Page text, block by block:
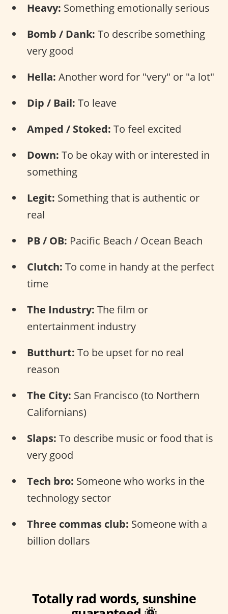
Heavy: Something emotionally serious
Bomb / Dank: To describe something
very good
Hella: Another word for "very" or "a lot"
Dip / Bail: To leave
Amped / Stoked: To feel excited
Down: To be okay with or interested in
something
Legit: Something that is authentic or
real
PB / OB: Pacific Beach / Ocean Beach
Clutch: To come in handy at the perfect
time
The Industry: The film or
entertainment industry
Butthurt: To be upset for no real
reason
The City: San Francisco (to Northern
Californians)
Slaps: To describe music or food that is
very good
Tech bro: Someone who works in the
technology sector
Three commas club: Someone with a
billion dollars
Totally rad words, sunshine